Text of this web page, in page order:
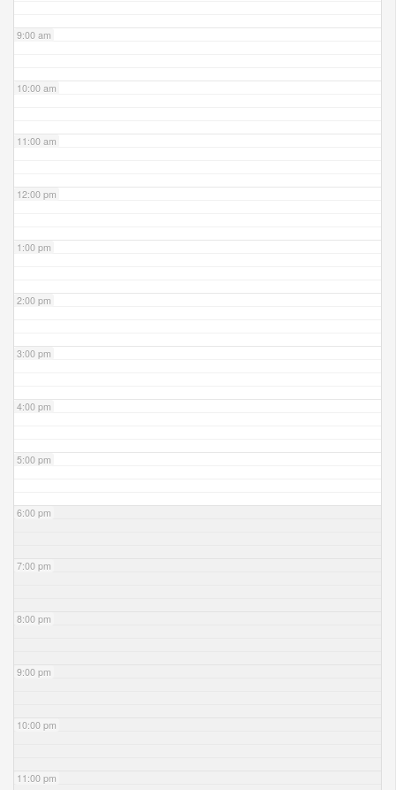
9:00 am
10:00 am
11:00 am
12:00 pm
1:00 pm
2:00 pm
3:00 pm
4:00 pm
5:00 pm
6:00 pm
7:00 pm
8:00 pm
9:00 pm
10:00 pm
11:00 pm